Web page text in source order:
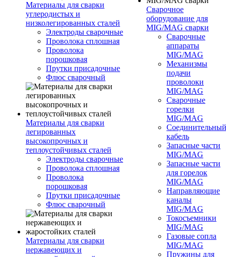
Материалы для сварки
углеродистых и
низколегированных сталей
Электроды сварочные
Проволока сплошная
Проволока
порошковая
Прутки присадочные
Флюс сварочный
Материалы для сварки
легированных
высокопрочных и
теплоустойчивых сталей
Электроды сварочные
Проволока сплошная
Проволока
порошковая
Прутки присадочные
Флюс сварочный
Материалы для сварки
нержавеющих и
Сварочное
оборудование для
MIG/MAG сварки
Сварочные
аппараты
MIG/MAG
Механизмы
подачи
проволоки
MIG/MAG
Сварочные
горелки
MIG/MAG
Соединительный
кабель
Запасные части
MIG/MAG
Запасные части
для горелок
MIG/MAG
Направляющие
каналы
MIG/MAG
Токосъемники
MIG/MAG
Газовые сопла
MIG/MAG
Пружины для